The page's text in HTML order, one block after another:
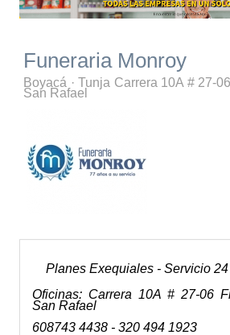
Funeraria Monroy
Boyacá ·Tunja Carrera 10A # 27-
San Rafael
Planes Exequiales - Servicio
Oficinas: Carrera 10A # 27-06
San Rafael
608743 4438 - 320 494 1923